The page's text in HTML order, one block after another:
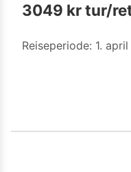
3049 kr tur/
Reiseperiode: 1.